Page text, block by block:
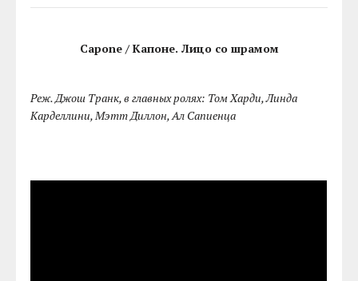
Capone / Капоне. Лицо со шрамом
Реж. Джош Транк, в главных ролях: Том Харди, Линда
Карделлини, Мэтт Диллон, Ал Сапиенца